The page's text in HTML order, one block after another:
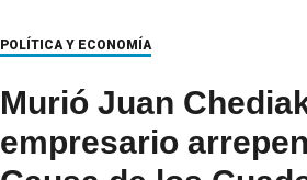
POLÍTICA Y ECONOMÍA
Murió Juan
empresario